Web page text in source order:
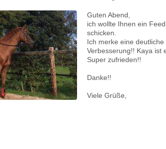
Guten Abend,
ich wollte Ihnen ein
schicken.
Ich merke eine deutliche
Verbesserung!! Kaya ist
Super zufrieden!!
Danke!!
Viele Grüße,